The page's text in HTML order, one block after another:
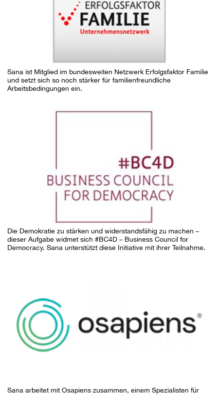
Sana ist Mitglied im bundesweiten Netzwerk Erfolgsfaktor Familie
und setzt sich so noch stärker für familienfreundliche
Arbeitsbedingungen ein.
Die Demokratie zu stärken und widerstandsfähig zu machen –
dieser Aufgabe widmet sich #BC4D – Business Council for
Democracy. Sana unterstützt diese Initiative mit ihrer Teilnahme.
Sana arbeitet mit Osapiens zusammen, einem Spezialisten für